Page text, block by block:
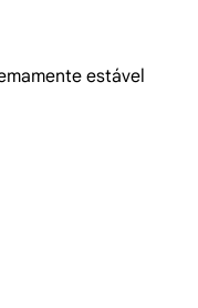
estável